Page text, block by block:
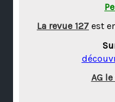
La revue 127 est
AG